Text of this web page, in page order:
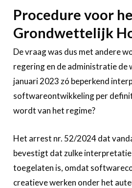
Procedure voor
Grondwettelijk
De vraag was dus met andere
regering en de administratie de
januari 2023 zó beperkend
softwareontwikkeling per
wordt van het regime?
Het arrest nr. 52/2024 dat
bevestigt dat zulke
toegelaten is, omdat
creatieve werken onder het